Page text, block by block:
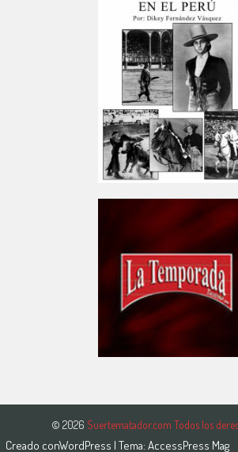
© 2026 Suertematador.com Todos los
Creado conWordPress | Tema: AccessPress Mag